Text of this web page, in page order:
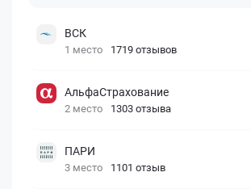
ВСК
1 место 1719 отзывов
АльфаСтрахование
2 место 1303 отзыва
ПАРИ
3 место 1101 отзыв